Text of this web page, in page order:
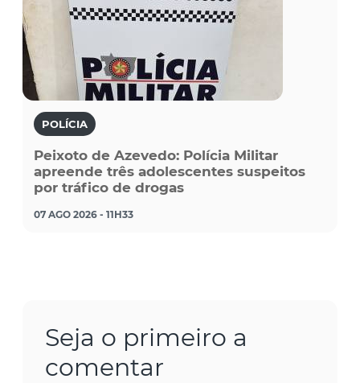
POLÍCIA
Peixoto de Azevedo: Polícia Militar
apreende três adolescentes suspeitos
por tráfico de drogas
07 AGO 2026 - 11H33
Seja o primeiro a
comentar